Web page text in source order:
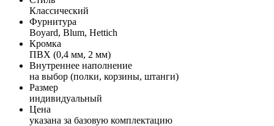
Классический
Фурнитура
Boyard, Blum, Hettich
Кромка
ПВХ (0,4 мм, 2 мм)
Внутреннее наполнение
на выбор (полки, корзины, штанги)
Размер
индивидуальный
Цена
указана за базовую комплектацию